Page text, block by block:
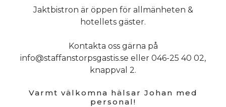
Jaktbistron är öppen för allmänheten &
hotellets gäster.
Kontakta oss gärna på
info@staffanstorpsgastis.se eller 046-25 40 02,
knappval 2.
Varmt välkomna hälsar Johan med
personal!